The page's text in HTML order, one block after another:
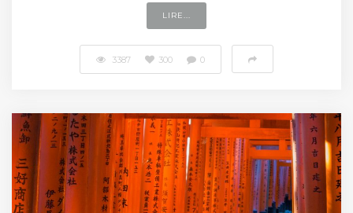
LIRE...
3387 300 0